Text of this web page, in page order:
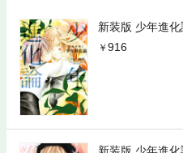
新装版 少年進
916